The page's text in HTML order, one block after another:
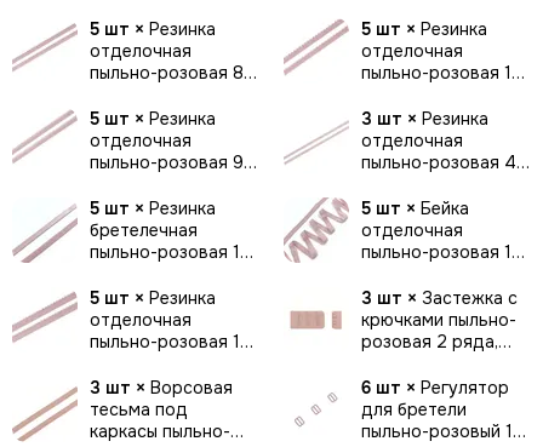
5 шт × Резинка
отделочная
пыльно-розовая 8
5 шт × Резинка
отделочная
пыльно-розовая 10
5 шт × Резинка
отделочная
пыльно-розовая 9
3 шт × Резинка
отделочная
пыльно-розовая 4
195/4
5 шт × Резинка
бретелечная
пыльно-розовая 10
5 шт × Бейка
отделочная
пыльно-розовая 15
5 шт × Резинка
отделочная
пыльно-розовая 12
3 шт × Застежка с
крючками пыльно-
розовая 2 ряда,
3 шт × Ворсовая
тесьма под
каркасы пыльно-
6 шт × Регулятор
для бретели
пыльно-розовый 10